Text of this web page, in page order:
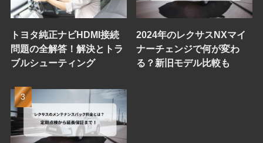
トヨタ純正ナビHDMI接続
問題の全解答！解決とトラ
ブルシューティング
2024年のレクサスNXマイ
ナーチェンジで何が変わ
る？新旧モデル比較も